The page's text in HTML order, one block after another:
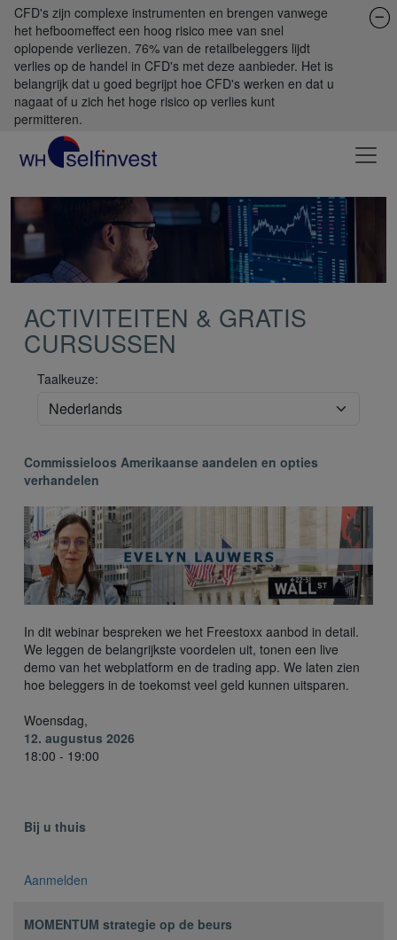
CFD's zijn complexe instrumenten en brengen vanwege
het hefboomeffect een hoog risico mee van snel
oplopende verliezen. 76% van de retailbeleggers lijdt
verlies op de handel in CFD's met deze aanbieder. Het is
belangrijk dat u goed begrijpt hoe CFD's werken en dat u
nagaat of u zich het hoge risico op verlies kunt
permitteren.
ACTIVITEITEN & GRATIS
CURSUSSEN
Taalkeuze:
Commissieloos Amerikaanse aandelen en opties
verhandelen
In dit webinar bespreken we het Freestoxx aanbod in detail.
We leggen de belangrijkste voordelen uit, tonen een live
demo van het webplatform en de trading app. We laten zien
hoe beleggers in de toekomst veel geld kunnen uitsparen.
Woensdag,
12. augustus 2026
18:00 - 19:00
Bij u thuis
Aanmelden
MOMENTUM strategie op de beurs